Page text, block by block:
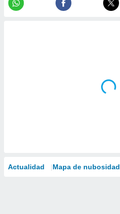
Actualidad Mapa de nubosidad